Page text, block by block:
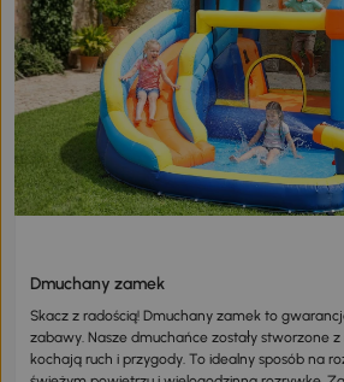
Dmuchany zamek
Skacz z radością! Dmuchany zamek to
zabawy. Nasze dmuchańce zostały stworzone
kochają ruch i przygody. To idealny sposób na